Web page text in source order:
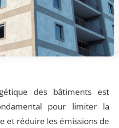
des bâtiments est
pour limiter la
et réduire les émissions de